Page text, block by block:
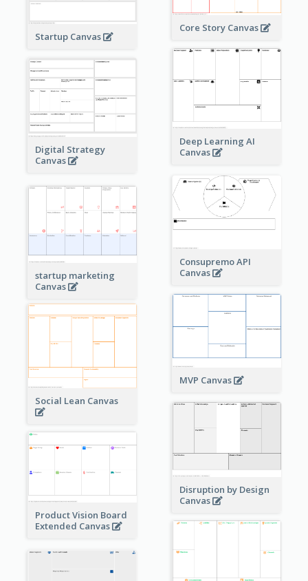
Core Story Canvas
Startup Canvas
Deep Learning AI
Canvas
Digital Strategy
Canvas
Consupremo API
Canvas
startup marketing
Canvas
MVP Canvas
Social Lean Canvas
Disruption by Design
Canvas
Product Vision Board
Extended Canvas